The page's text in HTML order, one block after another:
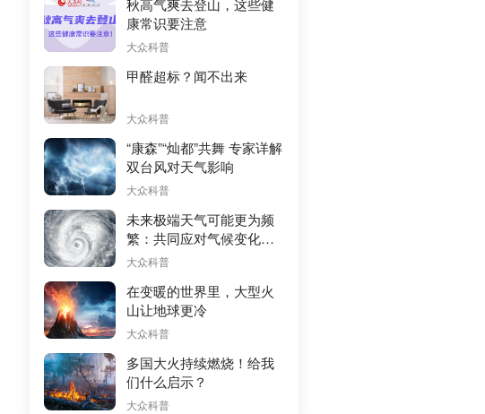
秋高气爽去登山，这些健
康常识要注意
大众科普
甲醛超标？闻不出来
大众科普
“康森”“灿都”共舞 专家详解
双台风对天气影响
大众科普
未来极端天气可能更为频
繁：共同应对气候变化挑
战
大众科普
在变暖的世界里，大型火
山让地球更冷
大众科普
多国大火持续燃烧！给我
们什么启示？
大众科普